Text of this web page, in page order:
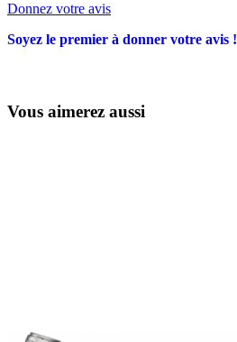
Donnez votre avis
Soyez le premier à donner votre avis !
Vous aimerez aussi